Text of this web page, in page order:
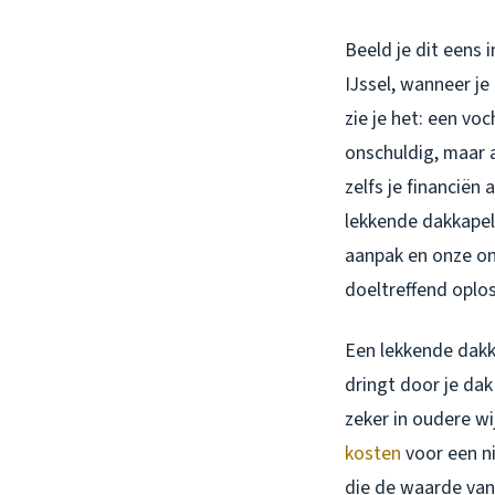
Beeld je dit eens
IJssel, wanneer
zie je het: een
onschuldig, maar
zelfs je financiën
lekkende
aanpak en onze
doeltreffend
Een lekkende
dringt door je
zeker in oudere
kosten voor een
die de waarde